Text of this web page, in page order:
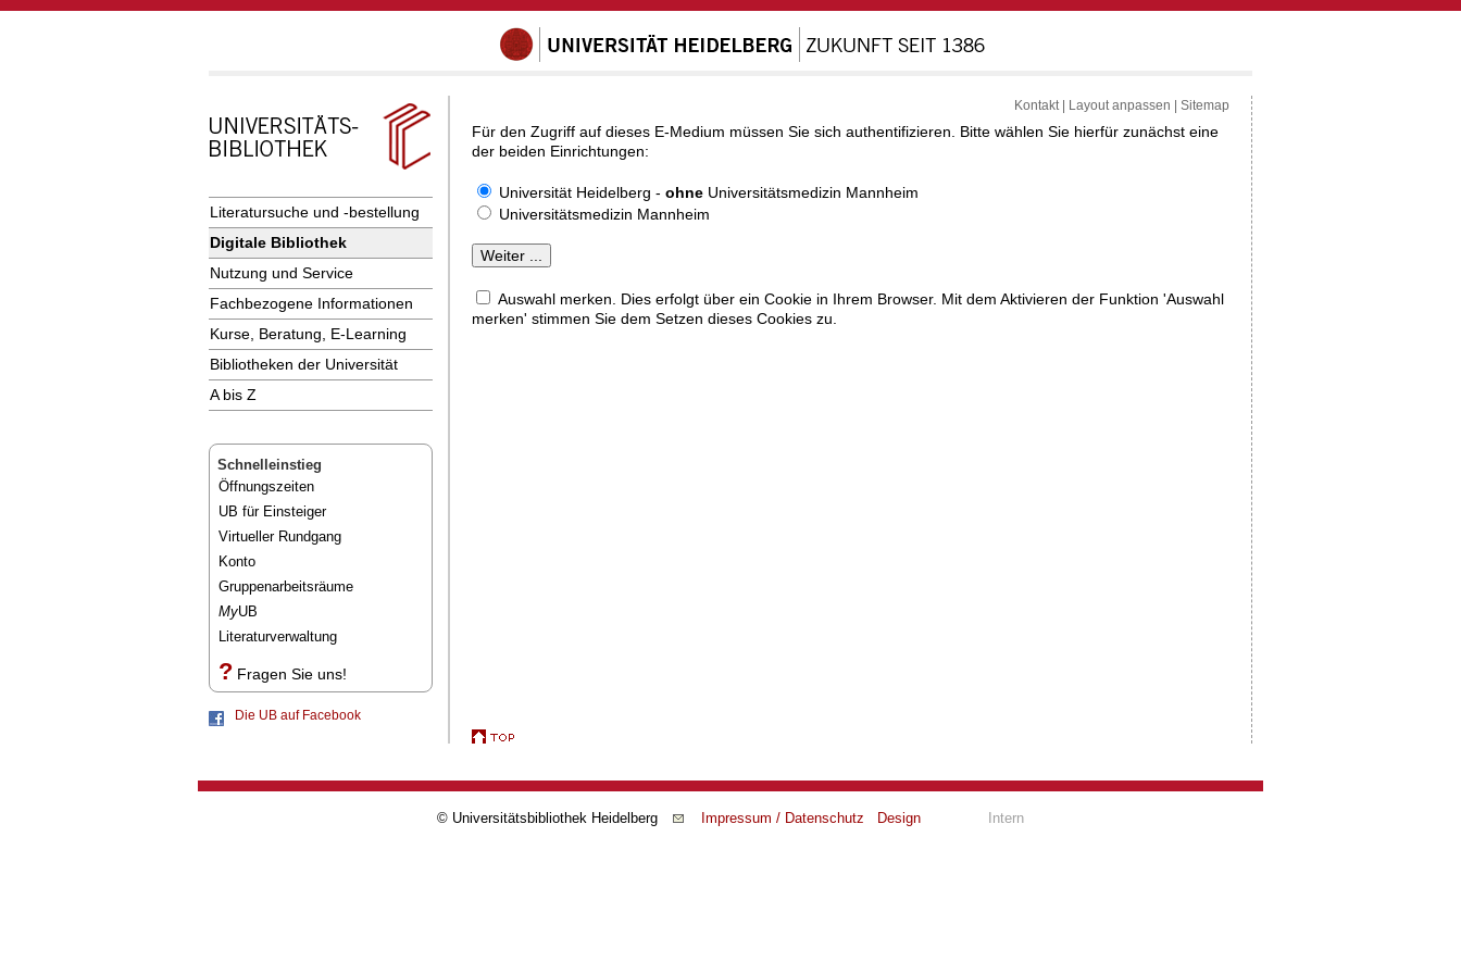
Literatursuche und -bestellung
Digitale Bibliothek
Nutzung und Service
Fachbezogene Informationen
Kurse, Beratung, E-Learning
Bibliotheken der Universität
A bis Z
Schnelleinstieg
Öffnungszeiten
UB für Einsteiger
Virtueller Rundgang
Konto
Gruppenarbeitsräume
MyUB
Literaturverwaltung
? Fragen Sie uns!
Die UB auf Facebook
Kontakt Layout anpassen Sitemap
Für den Zugriff auf dieses E-Medium müssen Sie sich authentifizieren. Bitte wählen Sie hierfür zunächst eine
der beiden Einrichtungen:
Universität Heidelberg - ohne Universitätsmedizin Mannheim
Universitätsmedizin Mannheim
Auswahl merken. Dies erfolgt über ein Cookie in Ihrem Browser. Mit dem Aktivieren der Funktion 'Auswahl
merken' stimmen Sie dem Setzen dieses Cookies zu.
© Universitätsbibliothek Heidelberg Impressum / Datenschutz Design Intern